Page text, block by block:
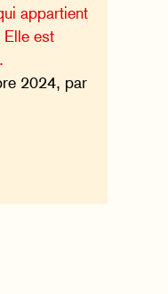
appartient
Elle est
2024, par